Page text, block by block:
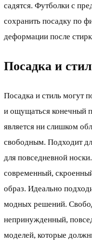
садятся. Футболки с
сохранить посадку по
деформации после
Посадка и
Посадка и стиль могут
и ощущаться конечный
является ни слишком
свободным. Подходит
для повседневной
современный,
образ. Идеально
модных решений.
непринужденный,
моделей, которые